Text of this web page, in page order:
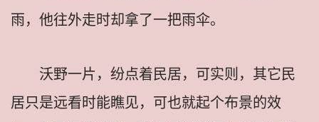
雨，他往外走时却拿了一把雨伞。
沃野一片，纷点着民居，可实则，其它民
居只是远看时能瞧见，可也就起个布景的效